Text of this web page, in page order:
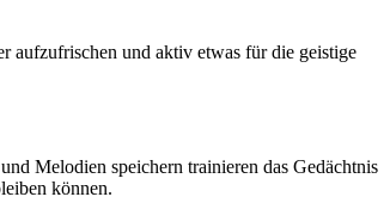
aufzufrischen und aktiv etwas für die geistige
Melodien speichern trainieren das Gedächtnis
können.